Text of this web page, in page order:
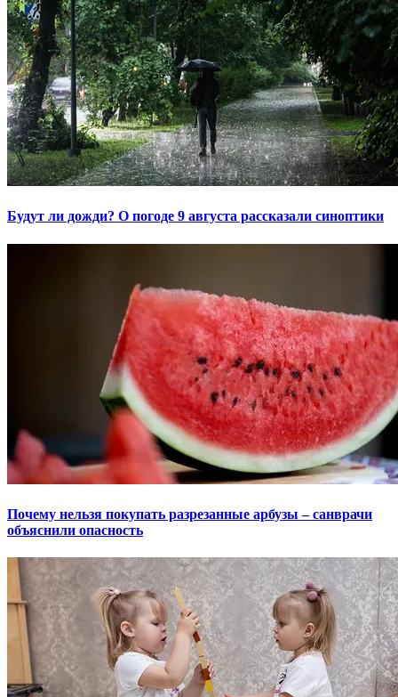
Будут ли дожди? О погоде 9 августа рассказали синоптики
Почему нельзя покупать разрезанные арбузы – санврачи
объяснили опасность